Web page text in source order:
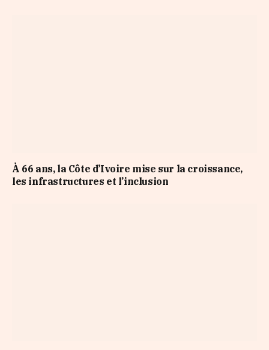
À 66 ans, la Côte d’Ivoire mise sur la croissance,
les infrastructures et l’inclusion